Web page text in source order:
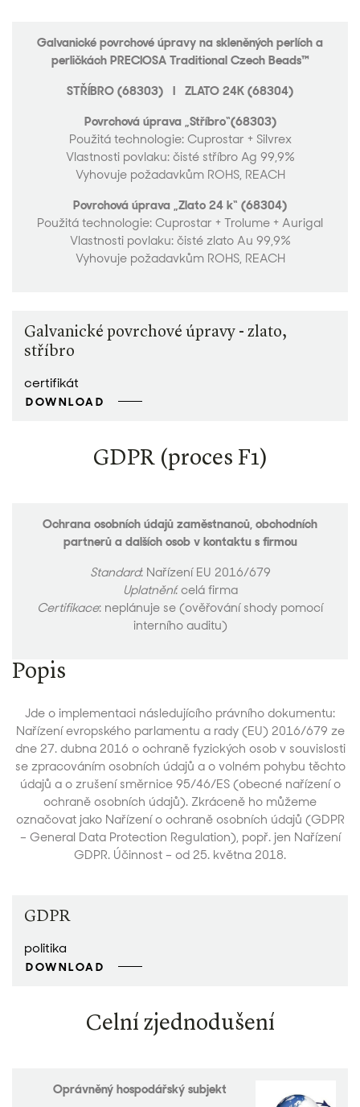
Galvanické povrchové úpravy na skleněných perlích a
perličkách PRECIOSA Traditional Czech Beads™
STŘÍBRO (68303) I ZLATO 24K (68304)
Povrchová úprava „Stříbro“(68303)
Použitá technologie: Cuprostar + Silvrex
Vlastnosti povlaku: čisté stříbro Ag 99,9%
Vyhovuje požadavkům ROHS, REACH
Povrchová úprava „Zlato 24 k“ (68304)
Použitá technologie: Cuprostar + Trolume + Aurigal
Vlastnosti povlaku: čisté zlato Au 99,9%
Vyhovuje požadavkům ROHS, REACH
Galvanické povrchové úpravy - zlato,
stříbro
certifikát
DOWNLOAD
GDPR (proces F1)
Ochrana osobních údajů zaměstnanců, obchodních
partnerů a dalších osob v kontaktu s firmou
Standard: Nařízení EU 2016/679
Uplatnění: celá firma
Certifikace: neplánuje se (ověřování shody pomocí
interního auditu)
Popis
Jde o implementaci následujícího právního dokumentu:
Nařízení evropského parlamentu a rady (EU) 2016/679 ze
dne 27. dubna 2016 o ochraně fyzických osob v souvislosti
se zpracováním osobních údajů a o volném pohybu těchto
údajů a o zrušení směrnice 95/46/ES (obecné nařízení o
ochraně osobních údajů). Zkráceně ho můžeme
označovat jako Nařízení o ochraně osobních údajů (GDPR
– General Data Protection Regulation), popř. jen Nařízení
GDPR. Účinnost – od 25. května 2018.
GDPR
politika
DOWNLOAD
Celní zjednodušení
Oprávněný hospodářský subjekt